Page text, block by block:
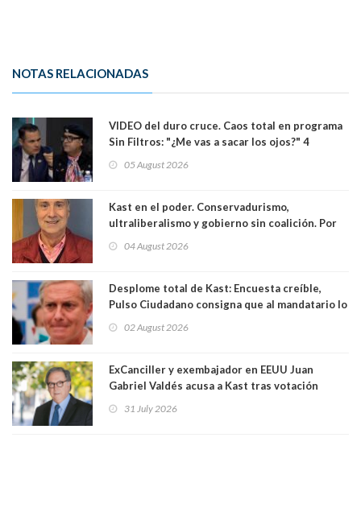
NOTAS RELACIONADAS
VIDEO del duro cruce. Caos total en programa
Sin Filtros: "¿Me vas a sacar los ojos?" 4
excarabinero que dejó ciego a Gustavo Gatica:
05 August 2026
Kast en el poder. Conservadurismo,
ultraliberalismo y gobierno sin coalición. Por
04 August 2026
Desplome total de Kast: Encuesta creíble,
Pulso Ciudadano consigna que al mandatario lo
sacó en primera vuelta. Rechazo es de 58.9% y
64.8%
02 August 2026
ExCanciller y exembajador en EEUU Juan
Gabriel Valdés acusa a Kast tras votación
"Si hay una persona responsable es él"
31 July 2026